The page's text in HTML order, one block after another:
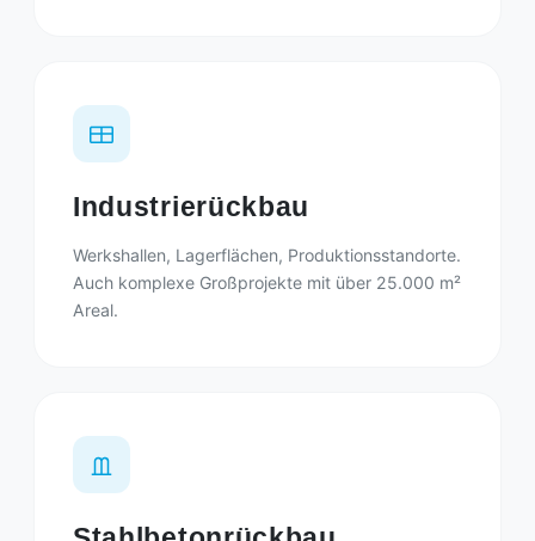
Industrierückbau
Werkshallen, Lagerflächen, Produktionsstandorte.
Auch komplexe Großprojekte mit über 25.000 m²
Areal.